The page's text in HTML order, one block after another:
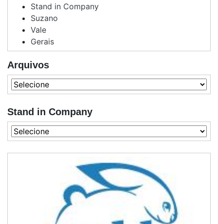
Stand in Company
Suzano
Vale
Gerais
Arquivos
Stand in Company